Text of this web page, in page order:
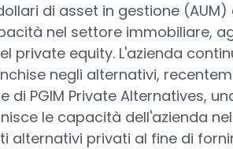
di asset in gestione
nel settore immobiliare,
private equity. L'azienda
negli alternativi,
di PGIM Private Alternatives,
le capacità dell'azienda
alternativi privati al fine di